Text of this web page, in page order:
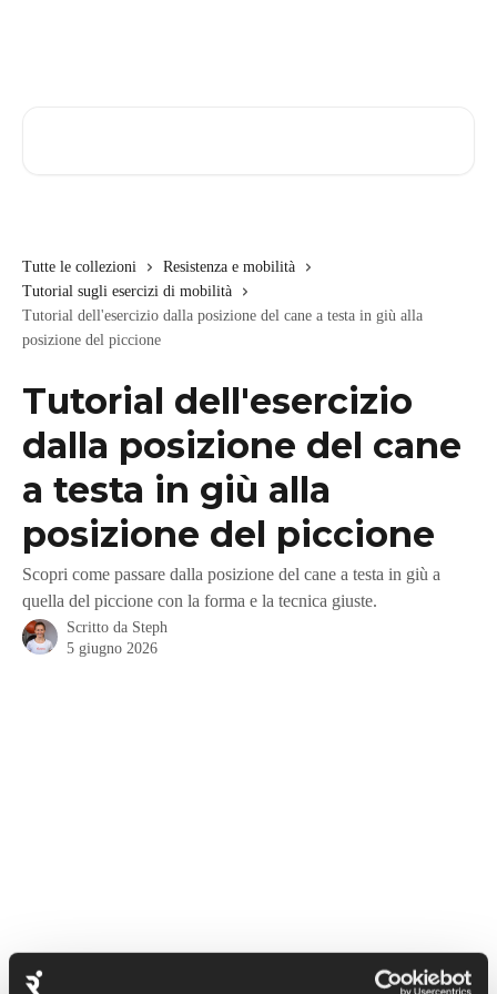
Tutte le collezioni
Resistenza e mobilità
Tutorial sugli esercizi di mobilità
Tutorial dell'esercizio dalla posizione del cane a testa in giù alla
posizione del piccione
Tutorial dell'esercizio
dalla posizione del cane
a testa in giù alla
posizione del piccione
Scopri come passare dalla posizione del cane a testa in giù a
quella del piccione con la forma e la tecnica giuste.
Scritto da Steph
5 giugno 2026